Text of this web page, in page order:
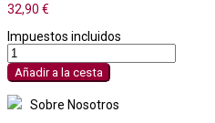
32,90 €
Impuestos incluidos
Añadir a la cesta
Sobre Nosotros